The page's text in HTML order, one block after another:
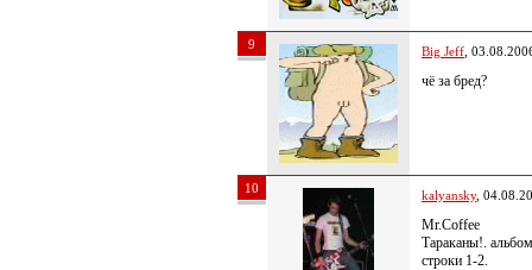
9 Big Jeff ,
чё за бред?
10 kalyansky,
Mr.Coffee
Тараканы!.
строки 1-2.